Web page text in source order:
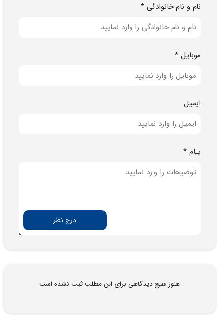
نام و نام خانوادگی *
موبایل *
ایمیل
پیام *
درج نظر
هنوز هیچ دیدگاهی برای این مطلب ثبت نشده است